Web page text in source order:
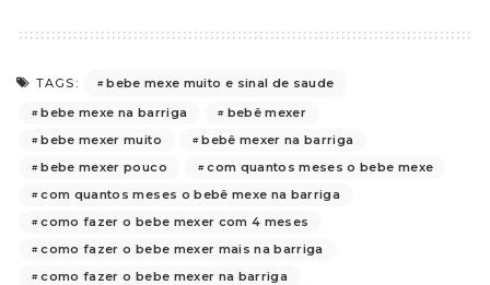
TAGS:
bebe mexe muito e sinal de saude
bebe mexe na barriga
bebê mexer
bebe mexer muito
bebê mexer na barriga
bebe mexer pouco
com quantos meses o bebe mexe
com quantos meses o bebê mexe na barriga
como fazer o bebe mexer com 4 meses
como fazer o bebe mexer mais na barriga
como fazer o bebe mexer na barriga